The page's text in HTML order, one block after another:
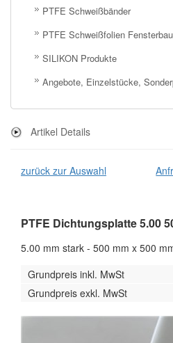
PTFE Schweißbänder
PTFE Schweißfolien Fensterbau
SILIKON Produkte
Angebote, Einzelstücke,
Artikel Details
zurück zur Auswahl
PTFE Dichtungsplatte 5.00
5.00 mm stark - 500 mm x 500
Grundpreis inkl. MwSt
Grundpreis exkl. MwSt